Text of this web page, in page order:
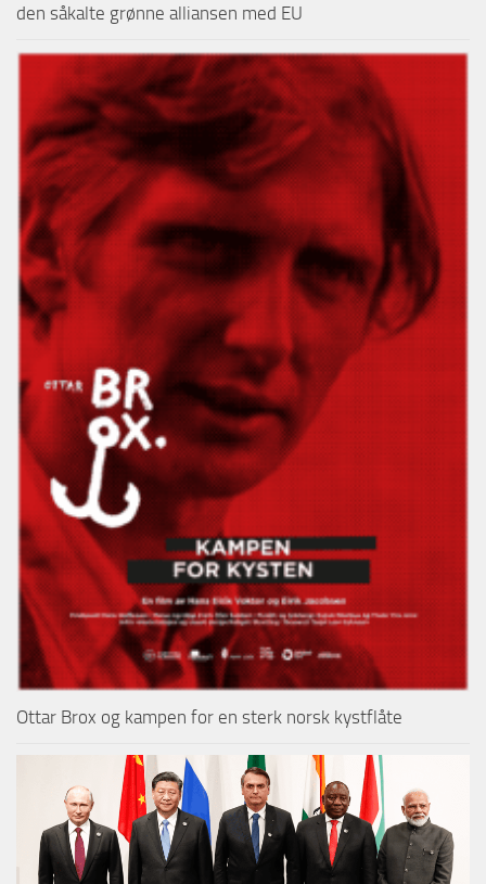
den såkalte grønne alliansen med EU
Ottar Brox og kampen for en sterk norsk kystflåte